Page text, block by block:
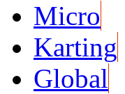
Micro
Karting
Global